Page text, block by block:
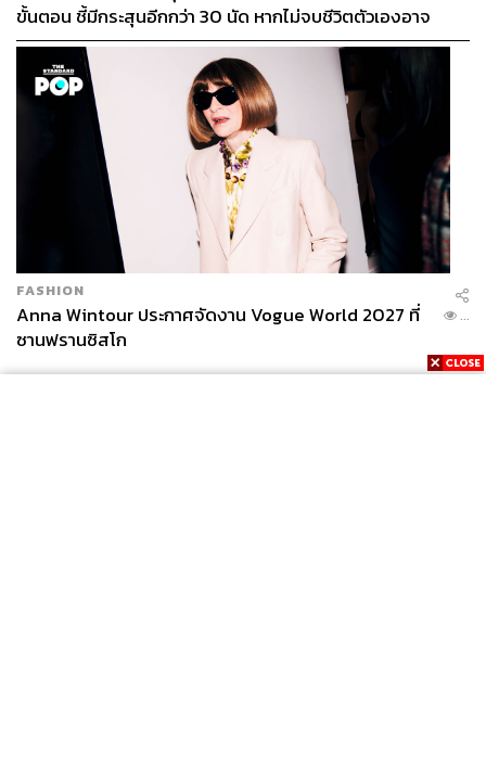
ขั้นตอน ชี้มีกระสุนอีกกว่า 30 นัด หากไม่จบชีวิตตัวเองอาจ
สูญเสียเพิ่ม
FASHION
Anna Wintour ประกาศจัดงาน Vogue World 2027 ที่
ซานฟรานซิสโก
...